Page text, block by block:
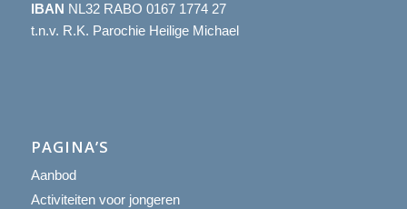
IBAN NL32 RABO 0167 1774 27
t.n.v. R.K. Parochie Heilige Michael
PAGINA’S
Aanbod
Activiteiten voor jongeren